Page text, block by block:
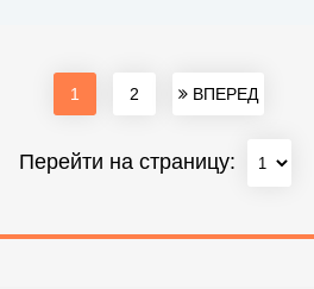
1 2 ВПЕРЕД
Перейти на страницу: